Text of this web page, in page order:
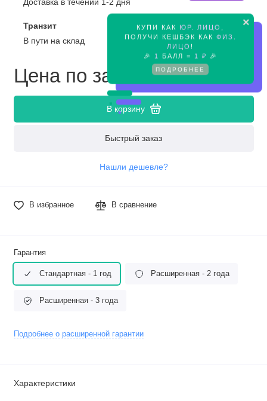
×
КУПИ КАК ЮР. ЛИЦО
ПОЛУЧИ КЕШБЭК КАК ФИЗ.
ЛИЦО !
🎉
1 БАЛЛ = 1 ₽ 🎉
ПОДРОБНЕЕ
Доставка в течении 1-2 дня
Транзит
Предзаказ
В пути на склад
Цена по запросу
В корзину
Быстрый заказ
Нашли дешевле?
В избранное В сравнение
Гарантия
Стандартная - 1 год Расширенная - 2 года
Расширенная - 3 года
Подробнее о расширенной гарантии
Характеристики